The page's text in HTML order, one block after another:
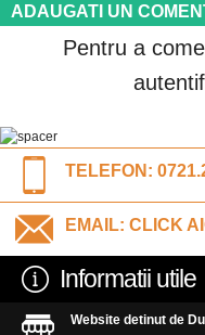
ADAUGATI UN
Pentru a
TELEFON:
EMAIL: CLICK
Informatii utile
Website detinut de